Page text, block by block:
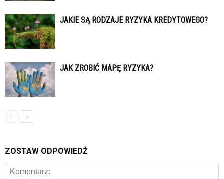
JAKIE SĄ RODZAJE RYZYKA KREDYTOWEGO?
JAK ZROBIĆ MAPĘ RYZYKA?
ZOSTAW ODPOWIEDŹ